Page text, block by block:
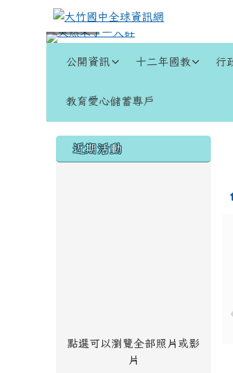
跳至主內容區
大竹國中全球資訊
公開資訊 十二年國教 行
教育愛心儲蓄專戶
左邊區域內容
近期活動
點選可以瀏覽全部照片或影
片
頁尾區域